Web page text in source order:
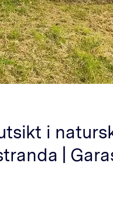
i
|